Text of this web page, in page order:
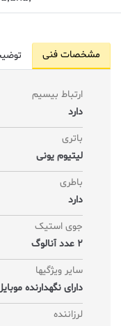
مشخصات فنی
ارتباط بیسیم
دارد
باتری
لیتیوم یونی
باطری
دارد
جوی استیک
2 عدد آنالوگ
سایر ویژگیها
دارای نگهدارنده
لرزاننده